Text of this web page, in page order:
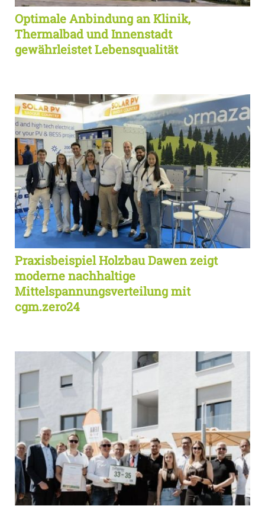
Optimale Anbindung an Klinik,
Thermalbad und Innenstadt
gewährleistet Lebensqualität
Praxisbeispiel Holzbau Dawen zeigt
moderne nachhaltige
Mittelspannungsverteilung mit
cgm.zero24